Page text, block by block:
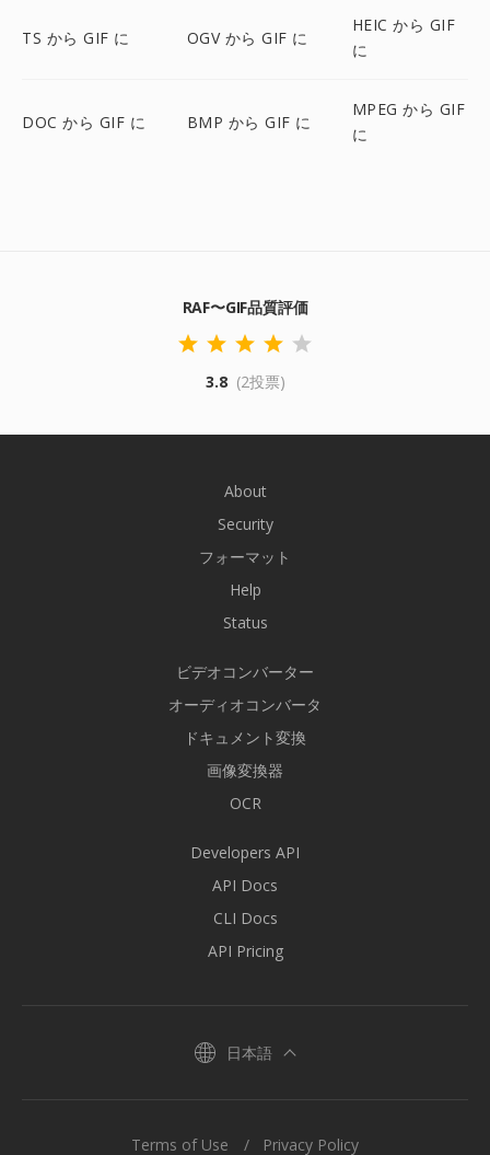
TS から GIF に OGV から GIF に
HEIC から GIF
に
DOC から GIF に BMP から GIF に
MPEG から GIF
に
RAF〜GIF品質評価
3.8 (2投票)
About
Security
フォーマット
Help
Status
ビデオコンバーター
オーディオコンバータ
ドキュメント変換
画像変換器
OCR
Developers API
API Docs
CLI Docs
API Pricing
日本語
Terms of Use Privacy Policy